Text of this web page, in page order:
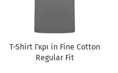
T-Shirt Γκρι in Fine Cotton
Regular Fit